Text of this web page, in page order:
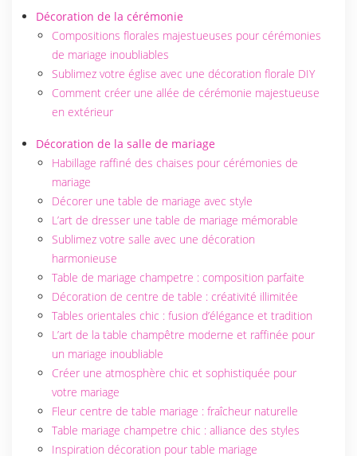
Décoration de la cérémonie
Compositions florales majestueuses pour cérémonies
de mariage inoubliables
Sublimez votre église avec une décoration florale DIY
Comment créer une allée de cérémonie majestueuse
en extérieur
Décoration de la salle de mariage
Habillage raffiné des chaises pour cérémonies de
mariage
Décorer une table de mariage avec style
L’art de dresser une table de mariage mémorable
Sublimez votre salle avec une décoration
harmonieuse
Table de mariage champetre : composition parfaite
Décoration de centre de table : créativité illimitée
Tables orientales chic : fusion d’élégance et tradition
L’art de la table champêtre moderne et raffinée pour
un mariage inoubliable
Créer une atmosphère chic et sophistiquée pour
votre mariage
Fleur centre de table mariage : fraîcheur naturelle
Table mariage champetre chic : alliance des styles
Inspiration décoration pour table mariage